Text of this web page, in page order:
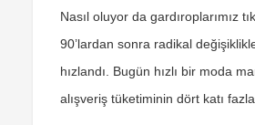
Nasıl oluyor da gardıroplarımız
90’lardan sonra radikal
hızlandı. Bugün hızlı bir moda
alışveriş tüketiminin dört katı